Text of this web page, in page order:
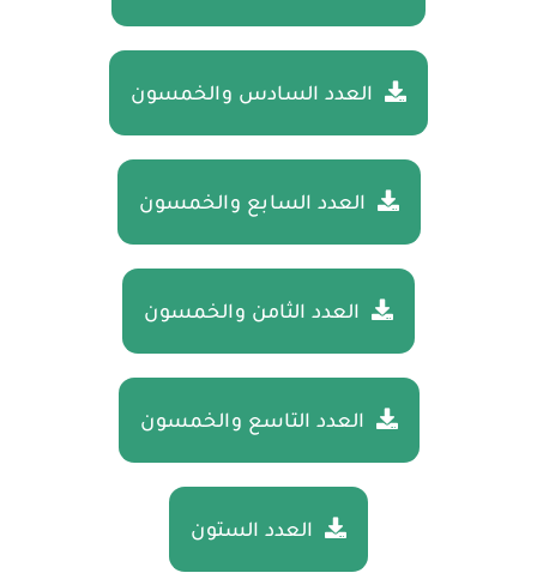
العدد السادس والخمسون
العدد السابع والخمسون
العدد الثامن والخمسون
العدد التاسع والخمسون
العدد الستون